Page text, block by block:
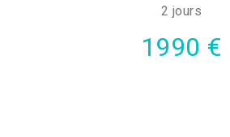
2 jours
1990 €